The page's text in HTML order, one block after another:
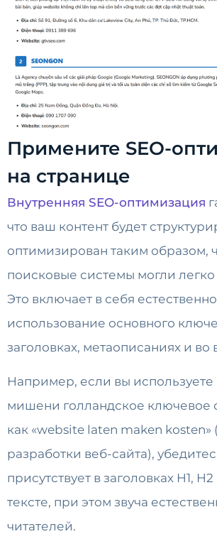
Примените SEO-
на странице
Внутренняя SEO-оптимизация
что ваш контент будет
оптимизирован таким образом,
поисковые системы могли легко
Это включает в себя
использование основного
заголовках, метаописаниях и во
Например, если вы используете
мишени голландское ключевое
как «website laten maken kosten»
разработки веб-сайта),
присутствует в заголовках H1,
тексте, при этом звуча
читателей.